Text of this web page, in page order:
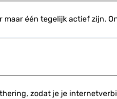
één tegelijk actief zijn.
zodat je je